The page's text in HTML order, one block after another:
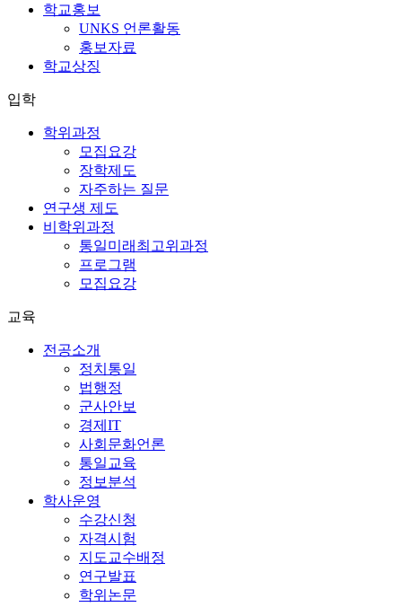
학교홍보
UNKS 언론활동
홍보자료
학교상징
입학
학위과정
모집요강
장학제도
자주하는 질문
연구생 제도
비학위과정
통일미래최고위과정
프로그램
모집요강
교육
전공소개
정치통일
법행정
군사안보
경제IT
사회문화언론
통일교육
정보분석
학사운영
수강신청
자격시험
지도교수배정
연구발표
학위논문